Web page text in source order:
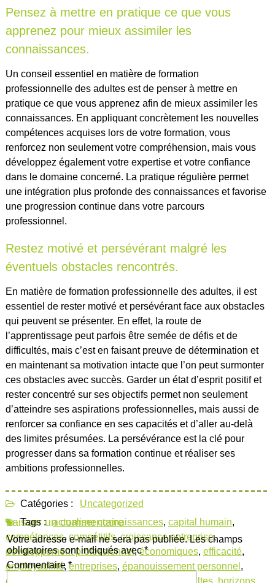
Pensez à mettre en pratique ce que vous
apprenez pour mieux assimiler les
connaissances.
Un conseil essentiel en matière de formation
professionnelle des adultes est de penser à mettre en
pratique ce que vous apprenez afin de mieux assimiler les
connaissances. En appliquant concrètement les nouvelles
compétences acquises lors de votre formation, vous
renforcez non seulement votre compréhension, mais vous
développez également votre expertise et votre confiance
dans le domaine concerné. La pratique régulière permet
une intégration plus profonde des connaissances et favorise
une progression continue dans votre parcours
professionnel.
Restez motivé et persévérant malgré les
éventuels obstacles rencontrés.
En matière de formation professionnelle des adultes, il est
essentiel de rester motivé et persévérant face aux obstacles
qui peuvent se présenter. En effet, la route de
l’apprentissage peut parfois être semée de défis et de
difficultés, mais c’est en faisant preuve de détermination et
en maintenant sa motivation intacte que l’on peut surmonter
ces obstacles avec succès. Garder un état d’esprit positif et
rester concentré sur ses objectifs permet non seulement
d’atteindre ses aspirations professionnelles, mais aussi de
renforcer sa confiance en ses capacités et d’aller au-delà
des limites présumées. La persévérance est la clé pour
progresser dans sa formation continue et réaliser ses
ambitions professionnelles.
Catégories :
Uncategorized
Tags : actualiser connaissances, capital humain,
compétences, compétitifs,croissance entreprise,
développement professionnel,économiques, efficacité,
employabilité,entreprises, épanouissement personnel ,
évolution
formation professionnelle des adultes, horizons
Laisser un commentaire
Votre adresse e-mail ne sera pas publiée. Les champs
obligatoires sont indiqués avec*
Commentaire *